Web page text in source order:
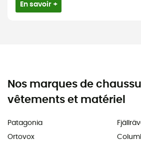
En savoir +
Nos marques de
vêtements et matériel
Patagonia
Ortovox